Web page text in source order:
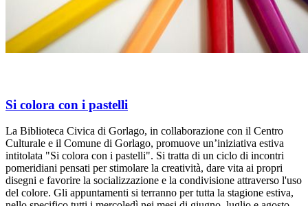
Si colora con i pastelli
La Biblioteca Civica di Gorlago, in collaborazione con il Centro
Culturale e il Comune di Gorlago, promuove un’iniziativa estiva
intitolata "Si colora con i pastelli". Si tratta di un ciclo di incontri
pomeridiani pensati per stimolare la creatività, dare vita ai propri
disegni e favorire la socializzazione e la condivisione attraverso l'uso
del colore. Gli appuntamenti si terranno per tutta la stagione estiva,